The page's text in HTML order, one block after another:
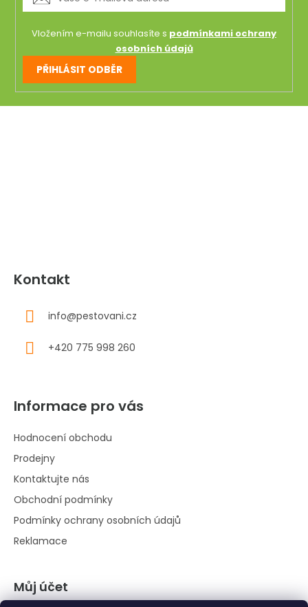
Vložením e-mailu souhlasíte s podmínkami ochrany
osobních údajů
PŘIHLÁSIT ODBĚR
Kontakt
info@pestovani.cz
+420 775 998 260
Informace pro vás
Hodnocení obchodu
Prodejny
Kontaktujte nás
Obchodní podmínky
Podmínky ochrany osobních údajů
Reklamace
Můj účet